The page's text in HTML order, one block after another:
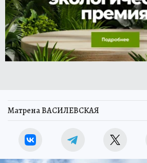
Матрена ВАСИЛЕВСКАЯ